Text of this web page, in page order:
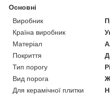
Основні
Виробник
Країна виробник
Матеріал
Покриття
Тип порогу
Вид порога
Для керамічної плитки